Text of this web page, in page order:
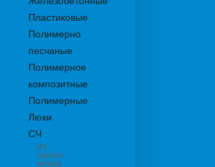
Пластиковые
Полимерно
песчаные
Полимерное
композитные
Полимерные
Люки
СЧ
Из
серого
чугуна